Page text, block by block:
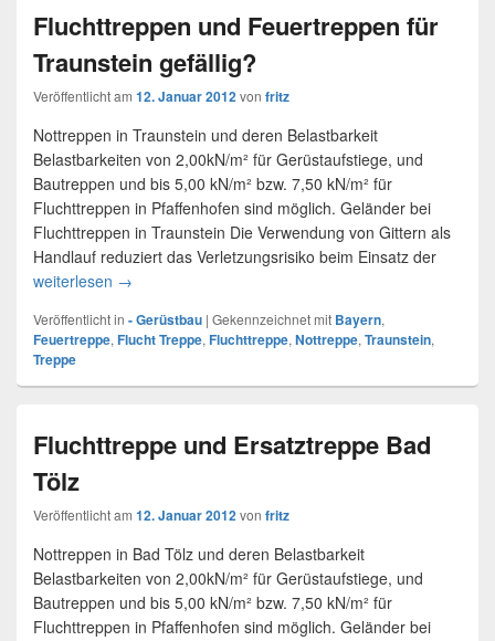
Fluchttreppen und Feuertreppen für
Traunstein gefällig?
Veröffentlicht am 12. Januar 2012von fritz
Nottreppen in Traunstein und deren Belastbarkeit
Belastbarkeiten von 2,00kN/m² für Gerüstaufstiege, und
Bautreppen und bis 5,00 kN/m² bzw. 7,50 kN/m² für
Fluchttreppen in Pfaffenhofen sind möglich. Geländer bei
Fluchttreppen in Traunstein Die Verwendung von Gittern als
Handlauf reduziert das Verletzungsrisiko beim Einsatz der
weiterlesen Fluchttreppen und Feuertreppen für Traunstein
→
Veröffentlicht in - Gerüstbau | Gekennzeichnet mit Bayern,
Feuertreppe, Flucht Treppe, Fluchttreppe, Nottreppe, Traunstein,
Treppe
Fluchttreppe und Ersatztreppe Bad
Tölz
Veröffentlicht am 12. Januar 2012von fritz
Nottreppen in Bad Tölz und deren Belastbarkeit
Belastbarkeiten von 2,00kN/m² für Gerüstaufstiege, und
Bautreppen und bis 5,00 kN/m² bzw. 7,50 kN/m² für
Fluchttreppen in Pfaffenhofen sind möglich. Geländer bei